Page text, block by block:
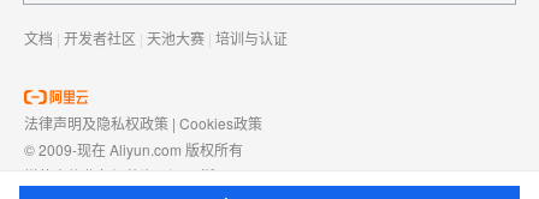
文档 | 开发者社区 | 天池大赛 | 培训与认证
法律声明及隐私权政策 | Cookies政策
© 2009-现在 Aliyun.com 版权所有
增值电信业务经营许可证： 浙B2-20080101